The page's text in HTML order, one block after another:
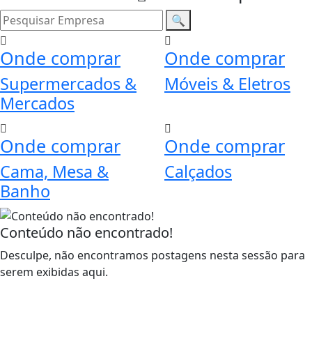
🔍
Onde comprar
Supermercados &
Mercados
Onde comprar
Móveis & Eletros
Onde comprar
Cama, Mesa &
Banho
Onde comprar
Calçados
Conteúdo não encontrado!
Desculpe, não encontramos postagens nesta sessão para
serem exibidas aqui.